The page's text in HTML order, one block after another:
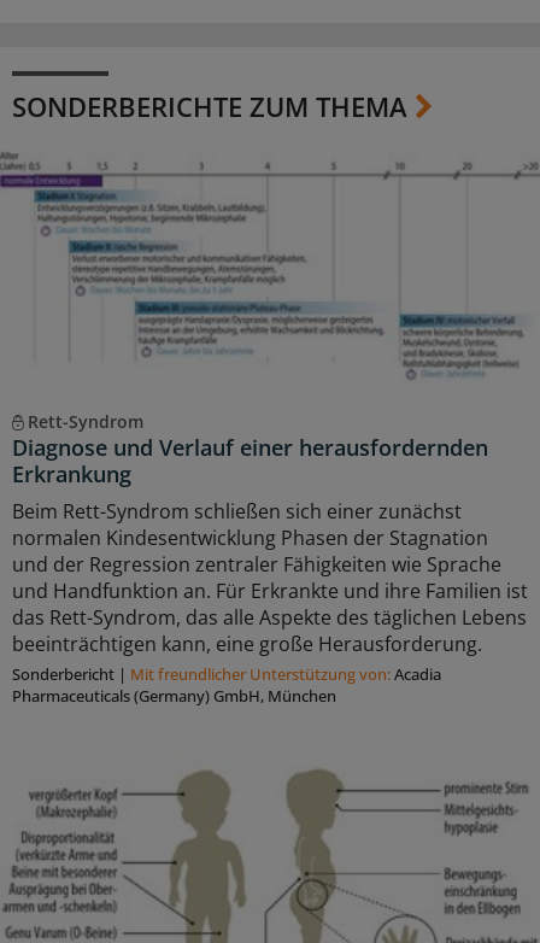
SONDERBERICHTE ZUM THEMA
Rett-Syndrom
Diagnose und Verlauf einer herausfordernden
Erkrankung
Beim Rett-Syndrom schließen sich einer zunächst
normalen Kindesentwicklung Phasen der Stagnation
und der Regression zentraler Fähigkeiten wie Sprache
und Handfunktion an. Für Erkrankte und ihre Familien ist
das Rett-Syndrom, das alle Aspekte des täglichen Lebens
beeinträchtigen kann, eine große Herausforderung.
Sonderbericht | Mit freundlicher Unterstützung von:Acadia
Pharmaceuticals (Germany) GmbH, München